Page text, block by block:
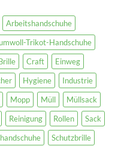
Arbeitshandschuhe
Trikot-Handschuhe
Craft
Einweg
Hygiene
Industrie
Mopp Müll
Müllsack
Reinigung Rollen
Sack
Schutzbrille